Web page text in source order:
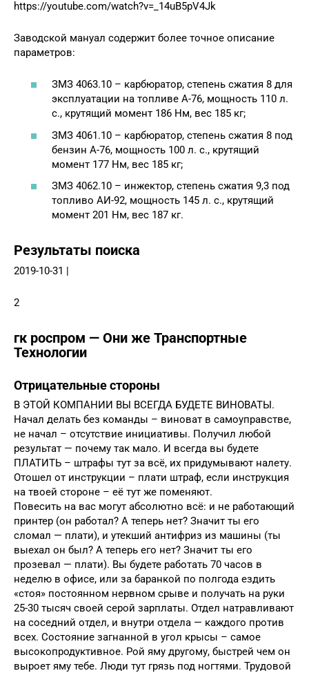
https://youtube.com/watch?v=_14uB5pV4Jk
Заводской мануал содержит более точное описание
параметров:
ЗМЗ 4063.10 – карбюратор, степень сжатия 8 для
эксплуатации на топливе А-76, мощность 110 л.
с., крутящий момент 186 Нм, вес 185 кг;
ЗМЗ 4061.10 – карбюратор, степень сжатия 8 под
бензин А-76, мощность 100 л. с., крутящий
момент 177 Нм, вес 185 кг;
ЗМЗ 4062.10 – инжектор, степень сжатия 9,3 под
топливо АИ-92, мощность 145 л. с., крутящий
момент 201 Нм, вес 187 кг.
Результаты поиска
2019-10-31 |
2
гк роспром — Они же Транспортные
Технологии
Отрицательные стороны
В ЭТОЙ КОМПАНИИ ВЫ ВСЕГДА БУДЕТЕ ВИНОВАТЫ.
Начал делать без команды – виноват в самоуправстве,
не начал – отсутствие инициативы. Получил любой
результат — почему так мало. И всегда вы будете
ПЛАТИТЬ – штрафы тут за всё, их придумывают налету.
Отошел от инструкции – плати штраф, если инструкция
на твоей стороне – её тут же поменяют.
Повесить на вас могут абсолютно всё: и не работающий
принтер (он работал? А теперь нет? Значит ты его
сломал — плати), и утекший антифриз из машины (ты
выехал он был? А теперь его нет? Значит ты его
прозевал — плати). Вы будете работать 70 часов в
неделю в офисе, или за баранкой по полгода ездить
«стоя» постоянном нервном срыве и получать на руки
25-30 тысяч своей серой зарплаты. Отдел натравливают
на соседний отдел, и внутри отдела — каждого против
всех. Состояние загнанной в угол крысы – самое
высокопродуктивное. Рой яму другому, быстрей чем он
выроет яму тебе. Люди тут грязь под ногтями. Трудовой